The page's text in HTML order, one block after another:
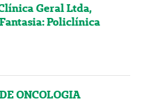
Geral Ltda,
Policlínica
ONCOLOGIA